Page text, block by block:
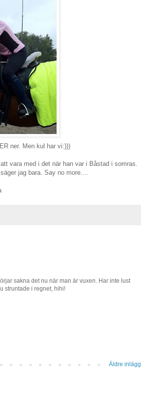
ner. Men kul har vi:)))
vara med i det när han var i Båstad i somras.
jag bara. Say no more....
sakna det nu när man är vuxen. Har inte lust
struntade i regnet, hihi!
Äldre inlägg